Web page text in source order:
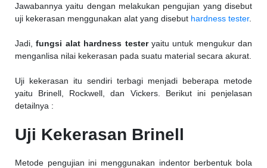
Jawabannya yaitu dengan melakukan pengujian yang disebut
uji kekerasan menggunakan alat yang disebut hardness tester.
Jadi,fungsi alat hardness testeryaitu untuk mengukur dan
menganlisa nilai kekerasan pada suatu material secara akurat.
Uji kekerasan itu sendiri terbagi menjadi beberapa metode
yaitu Brinell, Rockwell, dan Vickers. Berikut ini penjelasan
detailnya :
Uji Kekerasan Brinell
Metode pengujian ini menggunakan indentor berbentuk bola